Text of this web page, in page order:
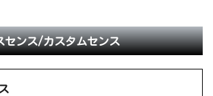
ンス/カスタムセンス